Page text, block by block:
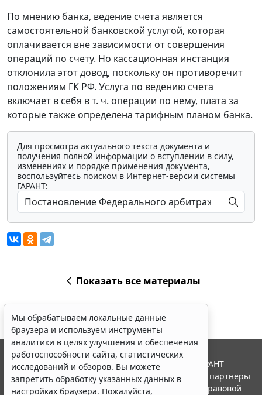
По мнению банка, ведение счета является
самостоятельной банковской услугой, которая
оплачивается вне зависимости от совершения
операций по счету. Но кассационная инстанция
отклонила этот довод, поскольку он противоречит
положениям ГК РФ. Услуга по ведению счета
включает в себя в т. ч. операции по нему, плата за
которые также определена тарифным планом банка.
Для просмотра актуального текста документа и
получения полной информации о вступлении в силу,
изменениях и порядке применения документа,
воспользуйтесь поиском в Интернет-версии системы
ГАРАНТ:
Показать все материалы
Мы обрабатываем локальные данные
браузера и используем инструменты
аналитики в целях улучшения и обеспечения
работоспособности сайта, статистических
исследований и обзоров. Вы можете
запретить обработку указанных данных в
настройках браузера. Пожалуйста,
© ООО "НПП "ГАРАНТ-СЕРВИС", 2026. Система ГАРАНТ
выпускается с 1990 года. Компания "Гарант" и ее партнеры
являются участниками Российской ассоциации правовой